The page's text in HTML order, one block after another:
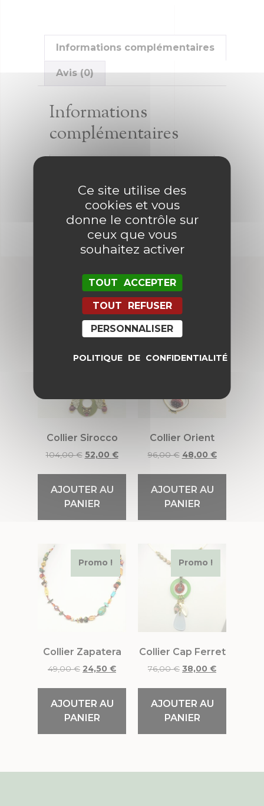
Informations complémentaires
Avis (0)
Informations
complémentaires
Produits similaires
Collier Sirocco
104,00€ 52,00 €
AJOUTER AU
PANIER
Collier Orient
96,00€ 48,00 €
AJOUTER AU
PANIER
Promo !
Collier Zapatera
49,00€ 24,50 €
AJOUTER AU
PANIER
Promo !
Collier Cap Ferret
76,00€ 38,00 €
AJOUTER AU
PANIER
Ce site utilise des
cookies et vous
donne le contrôle sur
ceux que vous
souhaitez activer
TOUT ACCEPTER
TOUT REFUSER
PERSONNALISER
POLITIQUE DE CONFIDENTIALITÉ